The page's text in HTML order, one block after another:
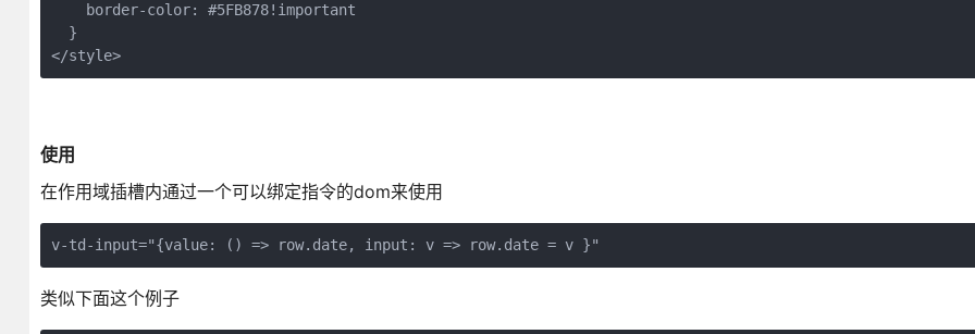
    border-color: #5FB878!important
  }
</style>
使用
在作用域插槽内通过一个可以绑定指令的dom来使用
v-td-input="{value: () => row.date, input: v => row.date = v }"
类似下面这个例子